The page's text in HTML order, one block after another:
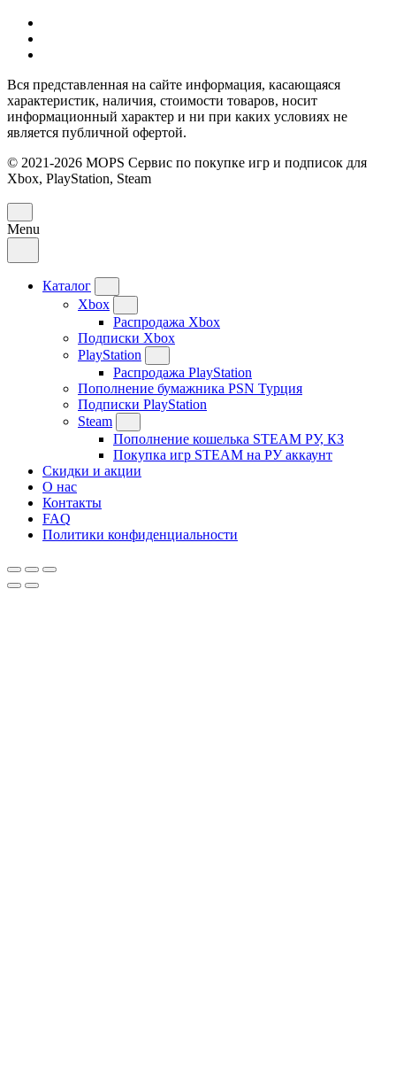
Вся представленная на сайте информация, касающаяся
характеристик, наличия, стоимости товаров, носит
информационный характер и ни при каких условиях не
является публичной офертой.
© 2021-2026 MOPS Сервис по покупке игр и подписок для
Xbox, PlayStation, Steam
Menu
Каталог
Xbox
Распродажа Xbox
Подписки Xbox
PlayStation
Распродажа PlayStation
Пополнение бумажника PSN Турция
Подписки PlayStation
Steam
Пополнение кошелька STEAM РУ, КЗ
Покупка игр STEAM на РУ аккаунт
Скидки и акции
О нас
Контакты
FAQ
Политики конфиденциальности